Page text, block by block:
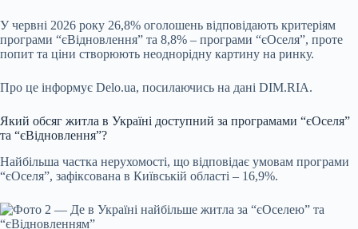
У червні 2026 року 26,8% оголошень відповідають критеріям
програми “єВідновлення” та 8,8% – програми “єОселя”, проте
попит та ціни створюють неоднорідну картину на ринку.
Про це інформує Delo.ua, посилаючись на дані DIM.RIA.
Який обсяг житла в Україні доступний за програмами “єОселя”
та “єВідновлення”?
Найбільша частка нерухомості, що відповідає умовам програми
“єОселя”, зафіксована в Київській області – 16,9%.